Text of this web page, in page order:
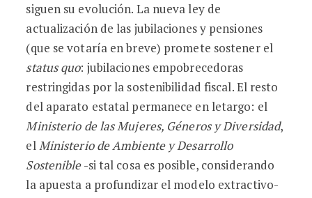
siguen su evolución. La nueva ley de
actualización de las jubilaciones y pensiones
(que se votaría en breve) promete sostener el
status quo: jubilaciones empobrecedoras
restringidas por la sostenibilidad fiscal. El resto
del aparato estatal permanece en letargo: el
Ministerio de las Mujeres, Géneros y Diversidad,
elMinisterio de Ambiente y Desarrollo
Sostenible-si tal cosa es posible, considerando
la apuesta a profundizar el modelo extractivo-